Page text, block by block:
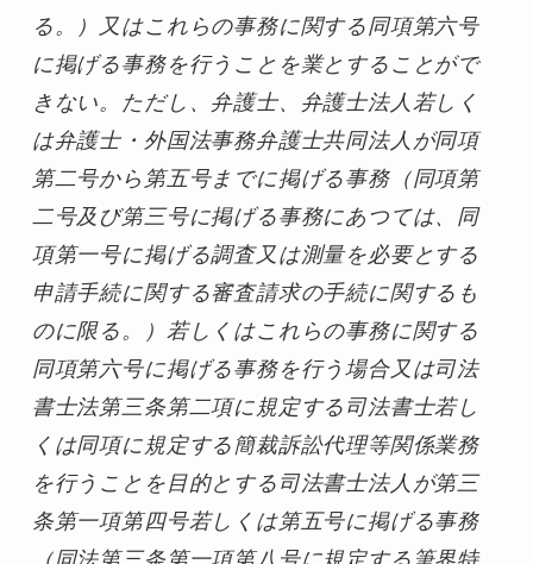
る。）又はこれらの事務に関する同項第六号
に掲げる事務を行うことを業とすることがで
きない。ただし、弁護士、弁護士法人若しく
は弁護士・外国法事務弁護士共同法人が同項
第二号から第五号までに掲げる事務（同項第
二号及び第三号に掲げる事務にあつては、同
項第一号に掲げる調査又は測量を必要とする
申請手続に関する審査請求の手続に関するも
のに限る。）若しくはこれらの事務に関する
同項第六号に掲げる事務を行う場合又は司法
書士法第三条第二項に規定する司法書士若し
くは同項に規定する簡裁訴訟代理等関係業務
を行うことを目的とする司法書士法人が第三
条第一項第四号若しくは第五号に掲げる事務
（同法第三条第一項第八号に規定する筆界特